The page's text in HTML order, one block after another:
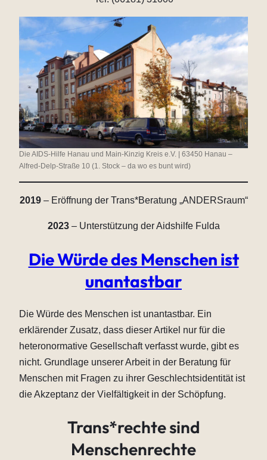
Die AIDS-Hilfe Hanau und Main-Kinzig Kreis e.V. | 63450 Hanau –
Alfred-Delp-Straße 10 (1. Stock – da wo es bunt wird)
2019– Eröffnung der Trans*Beratung „ANDERSraum“
2023– Unterstützung der Aidshilfe Fulda
Die Würde des Menschen ist
unantastbar
Die Würde des Menschen ist unantastbar. Ein
erklärender Zusatz, dass dieser Artikel nur für die
heteronormative Gesellschaft verfasst wurde, gibt es
nicht. Grundlage unserer Arbeit in der Beratung für
Menschen mit Fragen zu ihrer Geschlechtsidentität ist
die Akzeptanz der Vielfältigkeit in der Schöpfung.
Trans*rechte sind
Menschenrechte